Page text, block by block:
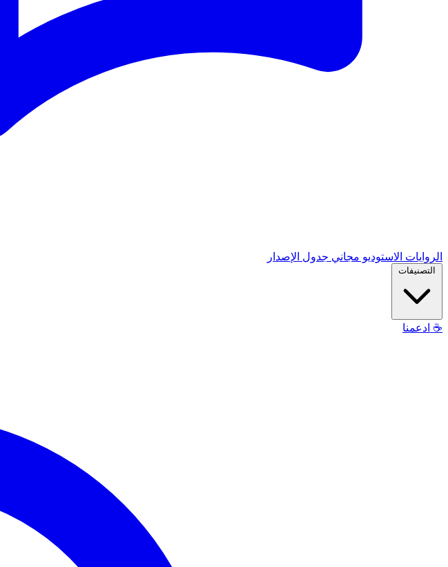
الروايات الاستوديو مجاني جدول الإصدار
التصنيفات
☕ ادعمنا